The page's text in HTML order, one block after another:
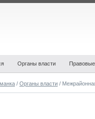
Органы власти
/ Органы власти /